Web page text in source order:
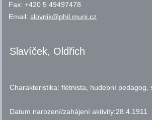
Fax: +420 5 49497478
Email:slovnik@phil.muni.cz
Slavíček, Oldřich
Charakteristika:flétnista, hudební pedagog,
Datum narození/zahájení aktivity:28.4.1911